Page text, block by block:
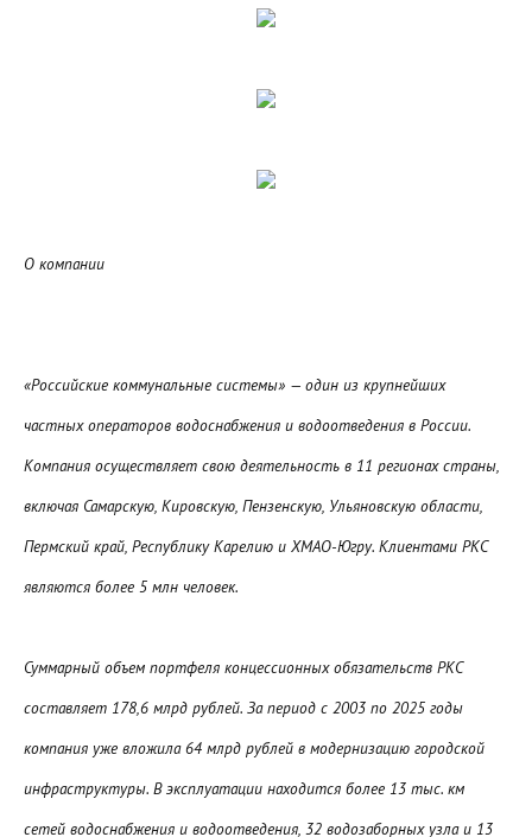
О компании
«Российские коммунальные системы» — один из крупнейших
частных операторов водоснабжения и водоотведения в России.
Компания осуществляет свою деятельность в 11 регионах страны,
включая Самарскую, Кировскую, Пензенскую, Ульяновскую области,
Пермский край, Республику Карелию и ХМАО-Югру. Клиентами РКС
являются более 5 млн человек.
Суммарный объем портфеля концессионных обязательств РКС
составляет 178,6 млрд рублей. За период с 2003 по 2025 годы
компания уже вложила 64 млрд рублей в модернизацию городской
инфраструктуры. В эксплуатации находится более 13 тыс. км
сетей водоснабжения и водоотведения, 32 водозаборных узла и 13